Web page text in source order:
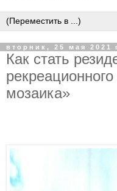
вторник, 25 мая 2021
Как стать
мозаика»